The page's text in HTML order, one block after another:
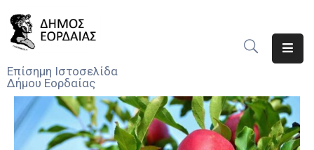
Επίσημη Ιστοσελίδα
Δήμου Εορδαίας
Ο
Δήμος
Νέα